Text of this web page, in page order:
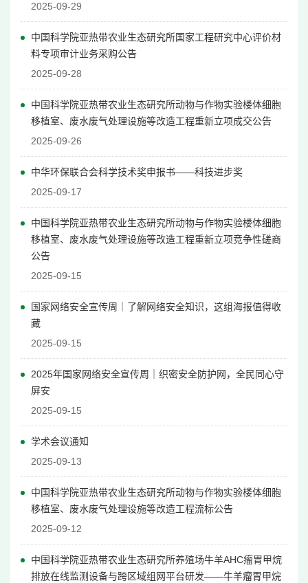
2025-09-29
中国科学院亚热带农业生态研究所国家工程研究中心评价材
料专项审计业务采购公告
2025-09-28
中国科学院亚热带农业生态研究所动物与作物实验楼体细胞
移植室、废水废气处理设施等改造工程重新立项成交公告
2025-09-26
中华环保联合会科学技术奖申报书——科技进步奖
2025-09-17
中国科学院亚热带农业生态研究所动物与作物实验楼体细胞
移植室、废水废气处理设施等改造工程重新立项竞争性磋商
公告
2025-09-15
国家网络安全宣传周｜了解网络安全知识，这组海报值得收
藏
2025-09-15
2025年国家网络安全宣传周｜织密安全防护网，全民同心守
屏安
2025-09-15
学术会议通知
2025-09-13
中国科学院亚热带农业生态研究所动物与作物实验楼体细胞
移植室、废水废气处理设施等改造工程流标公告
2025-09-12
中国科学院亚热带农业生态研究所养殖场牛羊AHC瘤胃甲烷
排放在线监测设备与跨区域组网平台研发——牛羊瘤胃甲烷